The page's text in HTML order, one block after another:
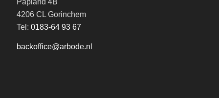
Papland 4B
4206 CL Gorinchem
Tel: 0183-64 93 67
backoffice@arbode.nl